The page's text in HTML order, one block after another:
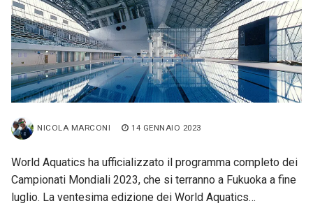
NICOLA MARCONI 14 GENNAIO 2023
World Aquatics ha ufficializzato il programma completo dei
Campionati Mondiali 2023, che si terranno a Fukuoka a fine
luglio. La ventesima edizione dei World Aquatics…